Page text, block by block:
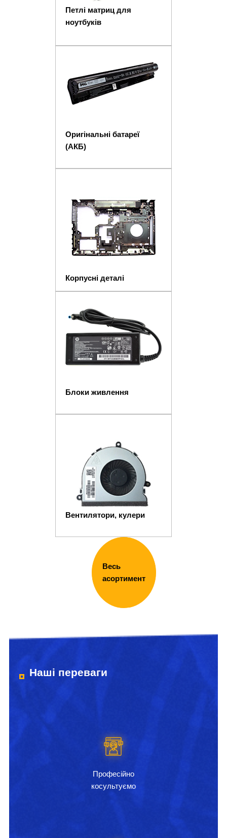
Петлі матриц для
ноутбуків
Оригінальні батареї
(АКБ)
Корпусні деталі
Блоки живлення
Вентилятори, кулери
Весь
асортимент
Наші переваги
Професійно
косультуємо